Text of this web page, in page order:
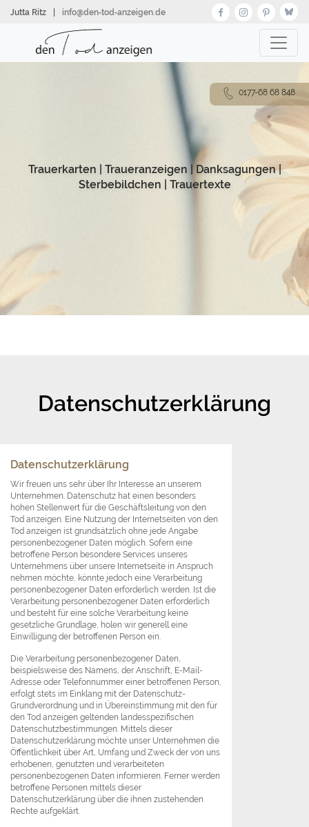
zumJutta Ritz info@den‑tod‑anzeigen.de
Trauerkarten Traueranzeigen |Danksagungen|
Sterbebildchen
Trauertexte
Datenschutzerklärung
Datenschutzerklärung
Wir freuen uns sehr über Ihr Interesse an unserem
Unternehmen. Datenschutz hat einen besonders
hohen Stellenwert für die Geschäftsleitung von den
Tod anzeigen. Eine Nutzung der Internetseiten von den
Tod anzeigen ist grundsätzlich ohne jede Angabe
personenbezogener Daten möglich. Sofern eine
betroffene Person besondere Services unseres
Unternehmens über unsere Internetseite in Anspruch
nehmen möchte, könnte jedoch eine Verarbeitung
personenbezogener Daten erforderlich werden. Ist die
Verarbeitung personenbezogener Daten erforderlich
und besteht für eine solche Verarbeitung keine
gesetzliche Grundlage, holen wir generell eine
Einwilligung der betroffenen Person ein.
Die Verarbeitung personenbezogener Daten,
beispielsweise des Namens, der Anschrift, E-Mail-
Adresse oder Telefonnummer einer betroffenen Person,
erfolgt stets im Einklang mit der Datenschutz-
Grundverordnung und in Übereinstimmung mit den für
den Tod anzeigen geltenden landesspezifischen
Datenschutzbestimmungen. Mittels dieser
Datenschutzerklärung möchte unser Unternehmen die
Öffentlichkeit über Art, Umfang und Zweck der von uns
erhobenen, genutzten und verarbeiteten
personenbezogenen Daten informieren. Ferner werden
betroffene Personen mittels dieser
Datenschutzerklärung über die ihnen zustehenden
Rechte aufgeklärt.
0177-68 68 848